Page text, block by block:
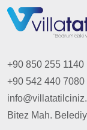
+90 850 255 1140
+90 542 440 7080
Bitez Mah.